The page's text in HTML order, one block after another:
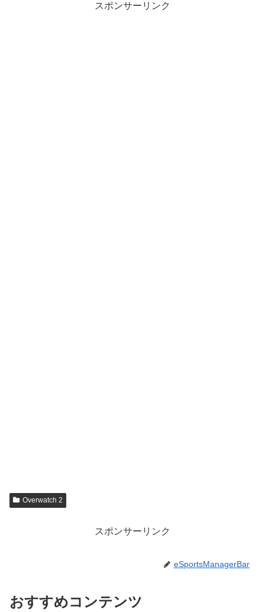
スポンサーリンク
Overwatch 2
スポンサーリンク
eSportsManagerBar
おすすめコンテンツ